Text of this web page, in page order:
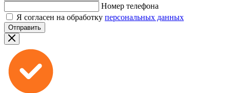
Номер телефона
Я согласен на обработку персональных данных
Отправить